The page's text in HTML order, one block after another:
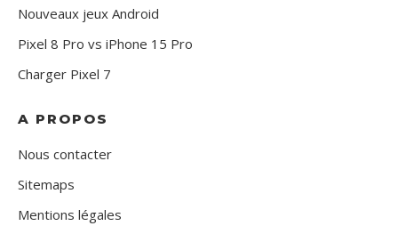
Nouveaux jeux Android
Pixel 8 Pro vs iPhone 15 Pro
Charger Pixel 7
A PROPOS
Nous contacter
Sitemaps
Mentions légales